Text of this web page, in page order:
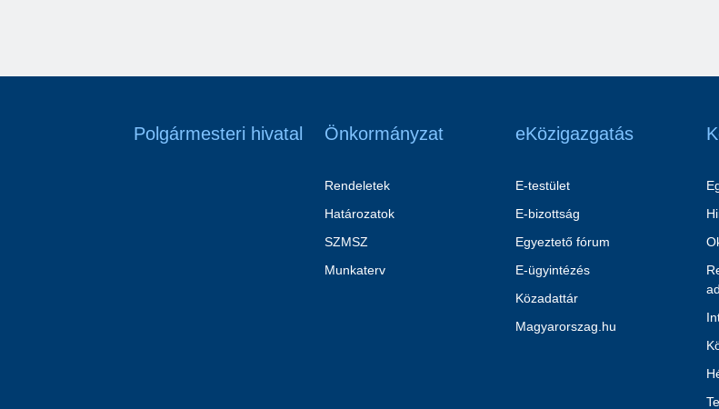
Polgármesteri hivatal Önkormányzat
Rendeletek
Határozatok
SZMSZ
Munkaterv
eKözigazgatás
E-testület
E-bizottság
Egyeztető fórum
E-ügyintézés
Közadattár
Magyarorszag.hu